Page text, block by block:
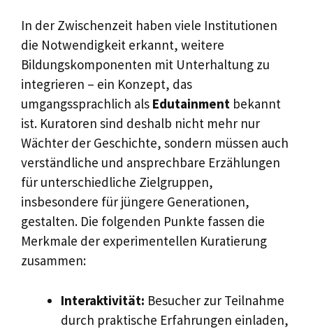
In der Zwischenzeit haben viele Institutionen
die Notwendigkeit erkannt, weitere
Bildungskomponenten mit Unterhaltung zu
integrieren – ein Konzept, das
umgangssprachlich als Edutainment bekannt
ist. Kuratoren sind deshalb nicht mehr nur
Wächter der Geschichte, sondern müssen auch
verständliche und ansprechbare Erzählungen
für unterschiedliche Zielgruppen,
insbesondere für jüngere Generationen,
gestalten. Die folgenden Punkte fassen die
Merkmale der experimentellen Kuratierung
zusammen:
Interaktivität: Besucher zur Teilnahme
durch praktische Erfahrungen einladen,